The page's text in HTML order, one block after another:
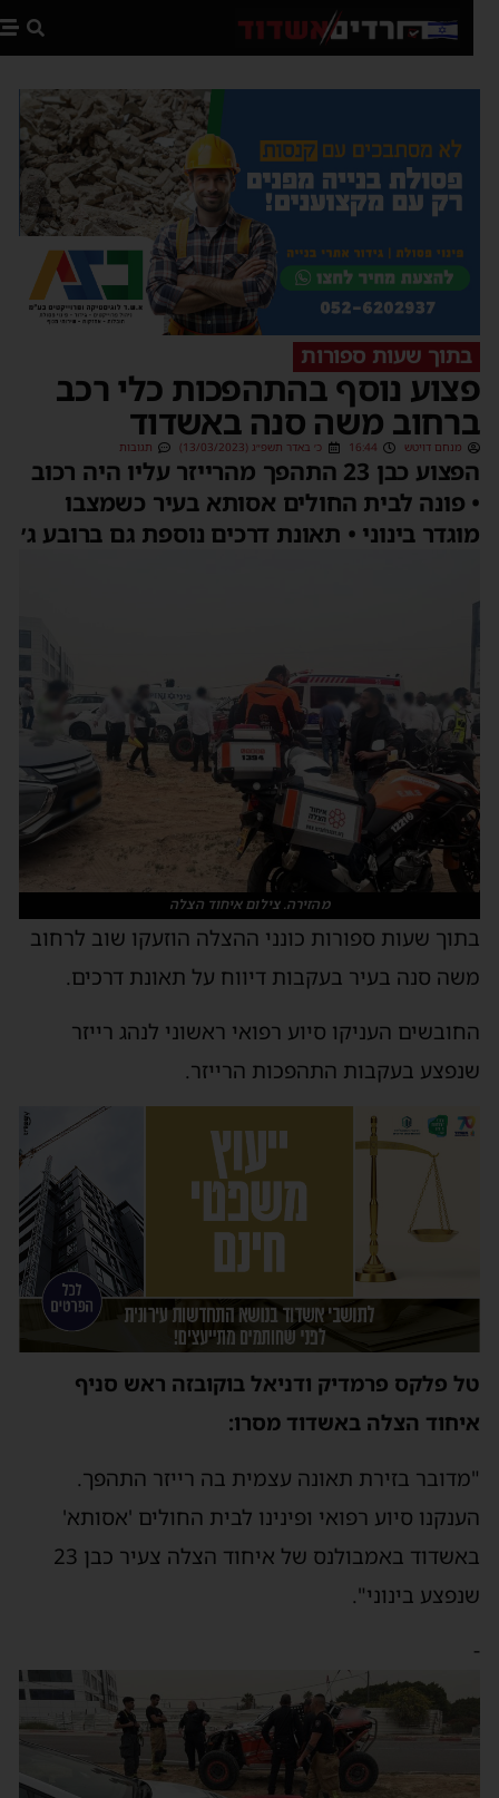
בתוך שעות ספורות
נוסף בהתהפכות כלי רכב
משה סנה באשדוד
מנחם דויטש 16:44 כ׳ באדר תשפ״ג (13/03/2023) תגובות
הפצוע כבן 23 התהפך מהרייזר עליו היה רכוב
פונה לבית החולים אסותא בעיר כשמצבו
בינוני • תאונת דרכים נוספת גם ברובע ג׳
מהזירה. צילום איחוד הצלה
שעות ספורות כונני ההצלה הוזעקו שוב לרחוב
סנה בעיר בעקבות דיווח על תאונת דרכים.
העניקו סיוע רפואי ראשוני לנהג רייזר
בעקבות התהפכות הרייזר.
פלקס פרמדיק ודניאל בוקובזה ראש סניף
הצלה באשדוד מסרו:
בזירת תאונה עצמית בה רייזר התהפך.
סיוע רפואי ופינינו לבית החולים 'אסותא'
באשדוד באמבולנס של איחוד הצלה צעיר כבן 23
בינוני".